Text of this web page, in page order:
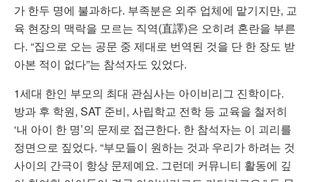
가 한두 명에 불과하다. 부족분은 외주 업체에 맡기지만, 교
육 현장의 맥락을 모르는 직역(直譯)은 오히려 혼란을 부른
다. “집으로 오는 공문 중 제대로 번역된 것을 단 한 장도 받
아본 적이 없다”는 참석자도 있었다.
1세대 한인 부모의 최대 관심사는 아이비리그 진학이다.
방과 후 학원, SAT 준비, 사립학교 전학 등 교육을 철저히
‘내 아이 한 명’의 문제로 접근한다. 한 참석자는 이 괴리를
정면으로 짚었다. “부모들이 원하는 것과 우리가 하려는 것
사이의 간극이 항상 문제예요. 그런데 커뮤니티 활동에 깊